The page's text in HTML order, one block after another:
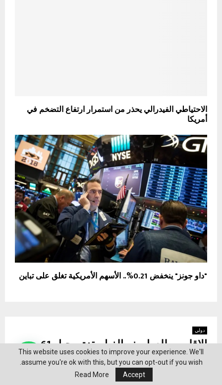
الاحتياطي الفيدرالي يحذر من استمرار ارتفاع التضخم في
أمريكا
"داو جونز" ينخفض 0.21%.. الأسهم الأمريكية تغلق على تباين
دولي
الإقليمي للعواصف الغبارية: تسجيل 61
ساعة غبارية في دول الإقليم
61
This website uses cookies to improve your experience. We'll
assume you're ok with this, but you can opt-out if you wish.
Accept
Read More